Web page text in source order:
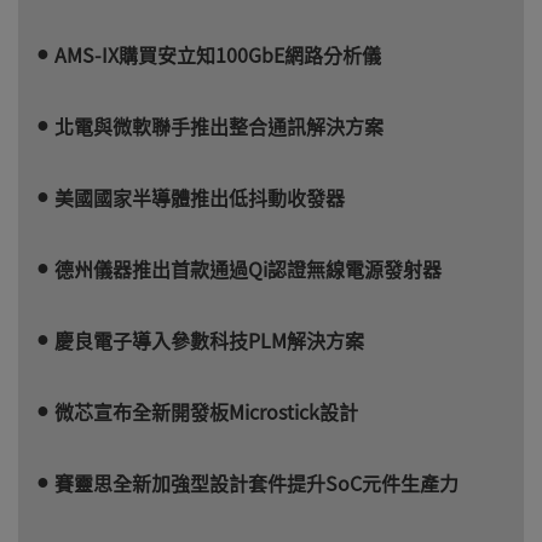
AMS-IX購買安立知100GbE網路分析儀
北電與微軟聯手推出整合通訊解決方案
美國國家半導體推出低抖動收發器
德州儀器推出首款通過Qi認證無線電源發射器
慶良電子導入參數科技PLM解決方案
微芯宣布全新開發板Microstick設計
賽靈思全新加強型設計套件提升SoC元件生產力